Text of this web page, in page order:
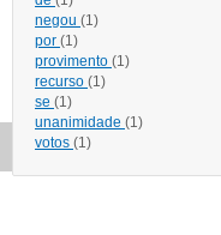
negou (1)
por (1)
provimento (1)
recurso (1)
se (1)
unanimidade (1)
votos (1)